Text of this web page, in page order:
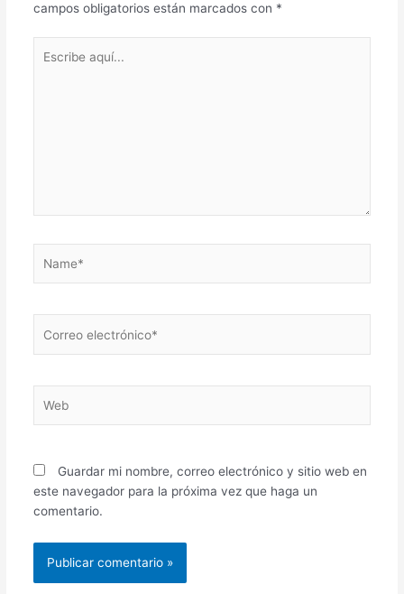
campos obligatorios están marcados con *
aquí...
electrónico*
Guardar mi nombre, correo electrónico y sitio web en
este navegador para la próxima vez que haga un
comentario.